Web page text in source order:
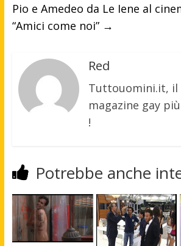
Pio e Amedeo da Le Iene al
“Amici come noi” →
Red
Tuttouomini.it, il
magazine gay
!
Potrebbe anche